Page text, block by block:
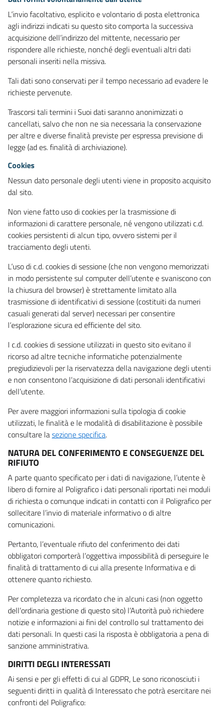
L’invio facoltativo, esplicito e volontario di posta elettronica
agli indirizzi indicati su questo sito comporta la successiva
acquisizione dell’indirizzo del mittente, necessario per
rispondere alle richieste, nonché degli eventuali altri dati
personali inseriti nella missiva.
Tali dati sono conservati per il tempo necessario ad evadere le
richieste pervenute.
Trascorsi tali termini i Suoi dati saranno anonimizzati o
cancellati, salvo che non ne sia necessaria la conservazione
per altre e diverse finalità previste per espressa previsione di
legge (ad es. finalità di archiviazione).
Cookies
Nessun dato personale degli utenti viene in proposito acquisito
dal sito.
Non viene fatto uso di cookies per la trasmissione di
informazioni di carattere personale, né vengono utilizzati c.d.
cookies persistenti di alcun tipo, ovvero sistemi per il
tracciamento degli utenti.
L’uso di c.d. cookies di sessione (che non vengono memorizzati
in modo persistente sul computer dell’utente e svaniscono con
la chiusura del browser) è strettamente limitato alla
trasmissione di identificativi di sessione (costituiti da numeri
casuali generati dal server) necessari per consentire
l’esplorazione sicura ed efficiente del sito.
I c.d. cookies di sessione utilizzati in questo sito evitano il
ricorso ad altre tecniche informatiche potenzialmente
pregiudizievoli per la riservatezza della navigazione degli utenti
e non consentono l’acquisizione di dati personali identificativi
dell’utente.
Per avere maggiori informazioni sulla tipologia di cookie
utilizzati, le finalità e le modalità di disabilitazione è possibile
consultare lasezione specifica.
NATURA DEL CONFERIMENTO E CONSEGUENZE DEL
RIFIUTO
A parte quanto specificato per i dati di navigazione, l’utente è
libero di fornire al Poligrafico i dati personali riportati nei moduli
di richiesta o comunque indicati in contatti con il Poligrafico per
sollecitare l’invio di materiale informativo o di altre
comunicazioni.
Pertanto, l’eventuale rifiuto del conferimento dei dati
obbligatori comporterà l’oggettiva impossibilità di perseguire le
finalità di trattamento di cui alla presente Informativa e di
ottenere quanto richiesto.
Per completezza va ricordato che in alcuni casi (non oggetto
dell’ordinaria gestione di questo sito) l’Autorità può richiedere
notizie e informazioni ai fini del controllo sul trattamento dei
dati personali. In questi casi la risposta è obbligatoria a pena di
sanzione amministrativa.
DIRITTI DEGLI INTERESSATI
Ai sensi e per gli effetti di cui al GDPR, Le sono riconosciuti i
seguenti diritti in qualità di Interessato che potrà esercitare nei
confronti del Poligrafico: